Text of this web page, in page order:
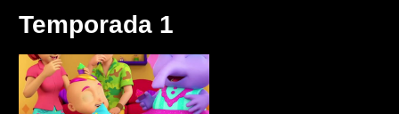
Temporada 1